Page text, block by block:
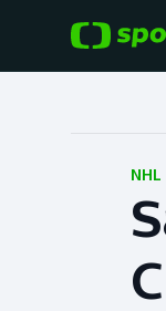
Hokej
Tenis
NHL